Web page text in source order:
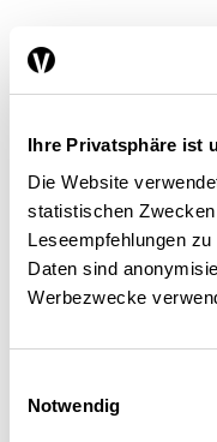
Ihre Privatsphäre ist
Die Website
statistischen
Leseempfehlungen
Daten sind
Werbezwecke
Notwendig